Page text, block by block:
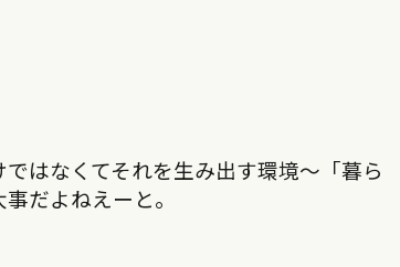
はなくてそれを生み出す環境〜「暮ら
だよねえーと。